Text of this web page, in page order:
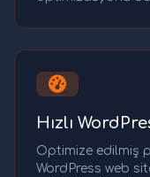
Hızlı
Optimize edilmiş
WordPress web